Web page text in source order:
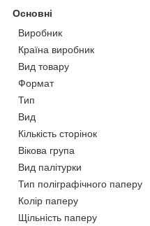
Основні
Виробник
Країна виробник
Вид товару
Формат
Тип
Вид
Кількість сторінок
Вікова група
Вид палітурки
Тип поліграфічного паперу
Колір паперу
Щільність паперу